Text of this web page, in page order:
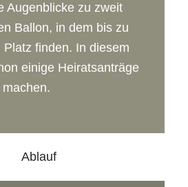
Augenblicke zu zweit
Ballon, in dem bis zu
finden. In diesem
einige Heiratsanträge